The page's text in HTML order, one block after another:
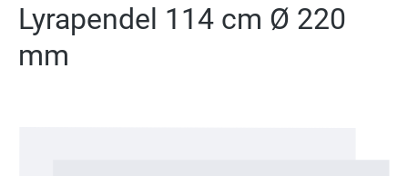
Lyrapendel 114 cm Ø 220
mm